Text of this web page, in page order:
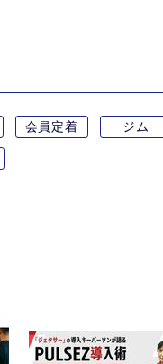
会員定着 ジム